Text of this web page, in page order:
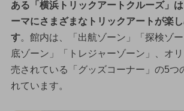
ある「横浜トリックアートクルーズ」
ーマにさまざまなトリックアートが楽
す。館内は、「出航ゾーン」「探検ゾ
底ゾーン」「トレジャーゾーン」、オ
売されている「グッズコーナー」の5つ
れています。